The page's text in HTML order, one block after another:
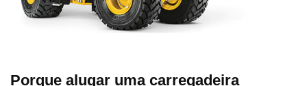
Porque alugar uma carregadeira